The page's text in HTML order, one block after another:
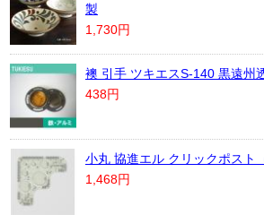
製
1,730円
襖 引手 ツキエスS-140 黒遠
438円
小丸 協進エル クリックポスト
1,468円